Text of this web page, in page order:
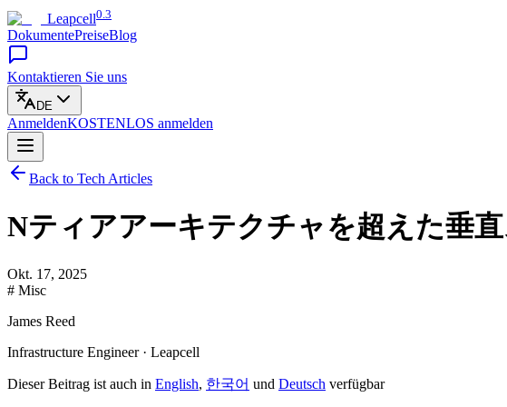
Leapcell0.3
DokumentePreiseBlog
Kontaktieren Sie uns
DE
AnmeldenKOSTENLOS anmelden
Back to Tech Articles
Nティアアーキテクチャを超えた垂
Okt. 17, 2025
# Misc
James Reed
Infrastructure Engineer · Leapcell
Dieser Beitrag ist auch in English, 한국어 und Deutsch verfügbar